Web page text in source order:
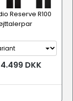
Reserve R100
DKK